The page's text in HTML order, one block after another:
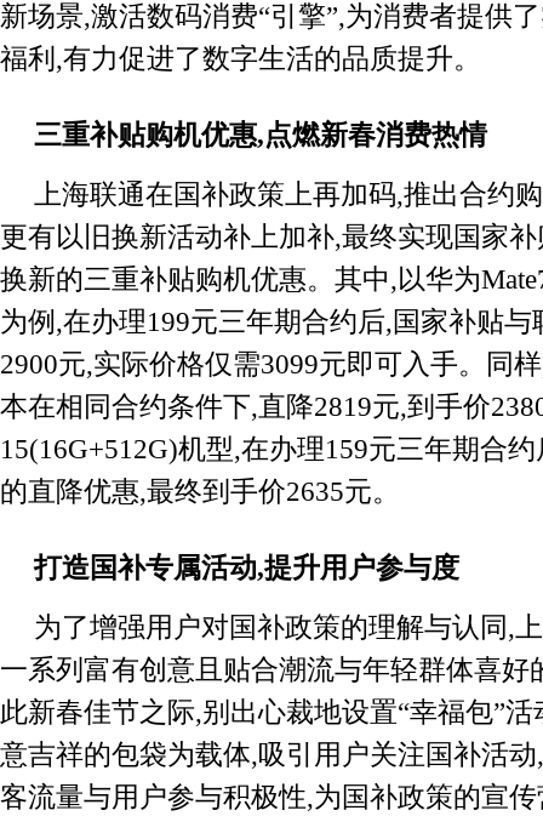
新场景,激活数码消费“引擎”,为消费者提供
福利,有力促进了数字生活的品质提升。
三重补贴购机优惠,点燃新春消费热情
上海联通在国补政策上再加码,推出合约
更有以旧换新活动补上加补,最终实现国家
换新的三重补贴购机优惠。其中,以华为
为例,在办理199元三年期合约后,国家补贴
2900元,实际价格仅需3099元即可入手。同
本在相同合约条件下,直降2819元,到手价
15(16G+512G)机型,在办理159元三年期合
的直降优惠,最终到手价2635元。
打造国补专属活动,提升用户参与度
为了增强用户对国补政策的理解与认同,
一系列富有创意且贴合潮流与年轻群体喜好
此新春佳节之际,别出心裁地设置“幸福包”
意吉祥的包袋为载体,吸引用户关注国补活
客流量与用户参与积极性,为国补政策的宣